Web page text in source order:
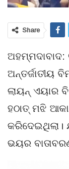
Share
ଅନ୍ତର୍ଜାତୀୟ
ଲାୟନ୍ ଏୟାର
ହଠାତ୍ ମଝି
କରିଦେଇଥିଲା।
ଭୟର